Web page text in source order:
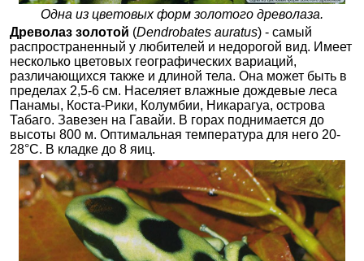
Одна из цветовых форм золотого древолаза.
Древолаз золотой (Dendrobates auratus) - самый
распространенный у любителей и недорогой вид. Имеет
несколько цветовых географических вариаций,
различающихся также и длиной тела. Она может быть в
пределах 2,5-6 см. Населяет влажные дождевые леса
Панамы, Коста-Рики, Колумбии, Никарагуа, острова
Табаго. Завезен на Гавайи. В горах поднимается до
высоты 800 м. Оптимальная температура для него 20-
28°С. В кладке до 8 яиц.